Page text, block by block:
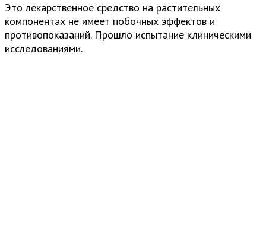
Это лекарственное средство на растительных
компонентах не имеет побочных эффектов и
противопоказаний. Прошло испытание клиническими
исследованиями.